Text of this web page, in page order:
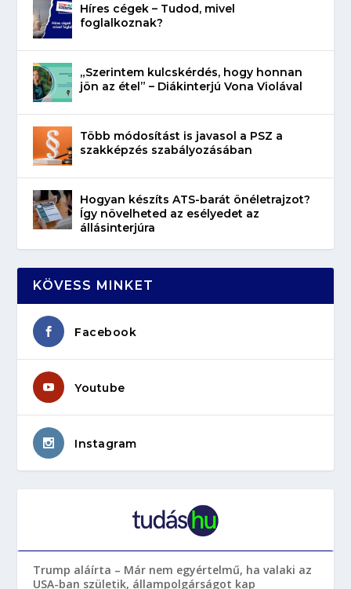
Híres cégek – Tudod, mivel
foglalkoznak?
„Szerintem kulcskérdés, hogy honnan
jön az étel” – Diákinterjú Vona Violával
Több módosítást is javasol a PSZ a
szakképzés szabályozásában
Hogyan készíts ATS-barát önéletrajzot?
Így növelheted az esélyedet az
állásinterjúra
KÖVESS MINKET
Facebook
Youtube
Instagram
Trump aláírta – Már nem egyértelmű, ha valaki az
USA-ban születik, állampolgárságot kap